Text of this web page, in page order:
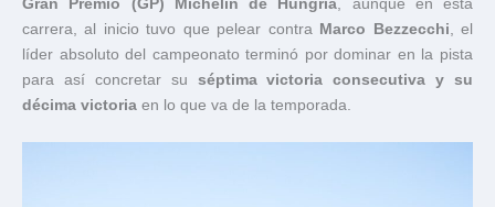
Gran Premio (GP) Michelin de Hungría , aunque en esta
carrera, al inicio tuvo que pelear contra Marco Bezzecchi , el
líder absoluto del campeonato terminó por dominar en la pista
para así concretar su séptima victoria consecutiva y su
décima victoria en lo que va de la temporada.